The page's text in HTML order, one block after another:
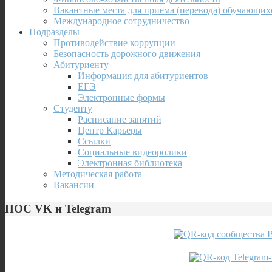
Вакантные места для приема (перевода)
Международное сотрудничество
Подразделы
Противодействие коррупции
Безопасность дорожного движения
Абитуриенту
Информация для абитуриентов
ЕГЭ
Электронные формы
Студенту
Расписание занятий
Центр Карьеры
Ссылки
Социальные видеоролики
Электронная библиотека
Методическая работа
Вакансии
ПОС VK и Telegram